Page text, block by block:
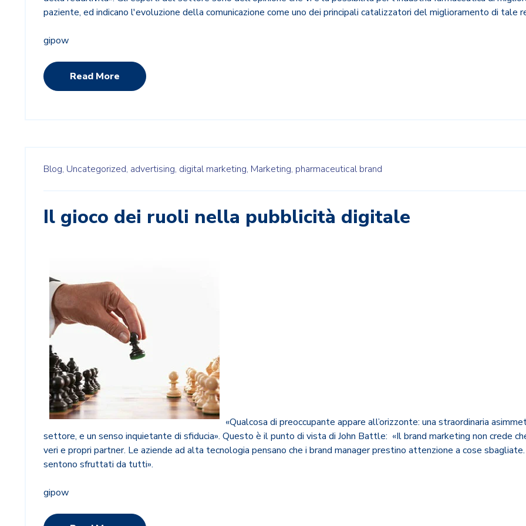
paziente, ed indicano l'evoluzione della comunicazione come uno dei principali catalizzatori del miglioramento di tale
gipow
Read More
Blog, Uncategorized, advertising, digital marketing, Marketing, pharmaceutical brand
Il gioco dei ruoli nella pubblicità digitale
«Qualcosa di preoccupante appare all’orizzonte: una straordinaria
settore, e un senso inquietante di sfiducia». Questo è il punto di vista di John Battle: «Il brand marketing non crede
veri e propri partner. Le aziende ad alta tecnologia pensano che i brand manager prestino attenzione a cose
sentono sfruttati da tutti».
gipow